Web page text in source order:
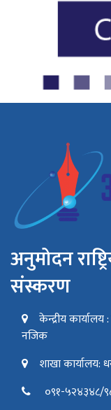
अनुमोदन
संस्करण
केन्द्रीय
नजिक
शाखा
०९१-५२४३४८/